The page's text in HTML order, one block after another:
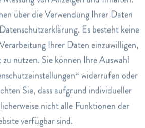
schreiben und diskutieren...mehr
Inaktiv
über die Verwendung Ihrer Daten
Es besteht keine
Ihrer Daten einzuwilligen,
nutzen. Sie können Ihre Auswahl
widerrufen oder
Sie, dass aufgrund individueller
nicht alle Funktionen der
verfügbar sind.